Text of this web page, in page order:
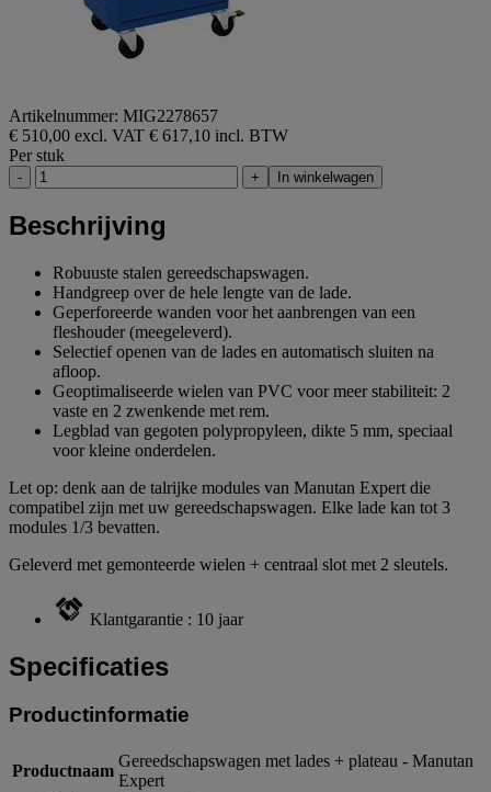
Artikelnummer: MIG2278657
€ 510,00 excl. VAT € 617,10 incl. BTW
Per stuk
- + In winkelwagen
Beschrijving
Robuuste stalen gereedschapswagen.
Handgreep over de hele lengte van de lade.
Geperforeerde wanden voor het aanbrengen van een
fleshouder (meegeleverd).
Selectief openen van de lades en automatisch sluiten na
afloop.
Geoptimaliseerde wielen van PVC voor meer stabiliteit: 2
vaste en 2 zwenkende met rem.
Legblad van gegoten polypropyleen, dikte 5 mm, speciaal
voor kleine onderdelen.
Let op: denk aan de talrijke modules van Manutan Expert die
compatibel zijn met uw gereedschapswagen. Elke lade kan tot 3
modules 1/3 bevatten.
Geleverd met gemonteerde wielen + centraal slot met 2 sleutels.
Klantgarantie : 10 jaar
Specificaties
Productinformatie
Productnaam
Gereedschapswagen met lades + plateau - Manutan
Expert